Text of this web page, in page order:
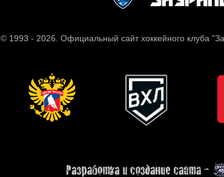
© 1993 - 2026. Официальный сайт хоккейного клуба